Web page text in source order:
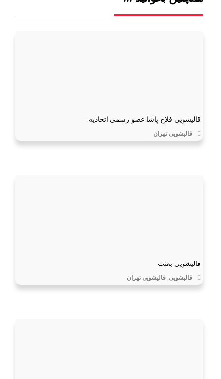
قالیشویی فلاح پاشا عضو رسمی اتحادیه
قالیشویی تهران
قالیشویی بعثت
قالیشویی,قالیشویی تهران